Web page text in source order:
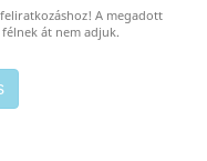
A megadott
át nem adjuk.